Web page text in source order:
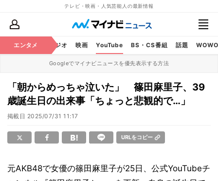
テレビ・映画・人気芸能人の最新情報
エンタメ
テレビ ラジオ 映画 YouTube BS・CS番組 話題
Googleでマイナビニュースを優先表示する方法
「朝からめっちゃ泣いた」 篠田麻里子、39
歳誕生日の出来事「ちょっと悲観的で…」
掲載日 2025/07/31 11:17
URLをコピー
元AKB48で女優の篠田麻里子が25日、公式YouTubeチ